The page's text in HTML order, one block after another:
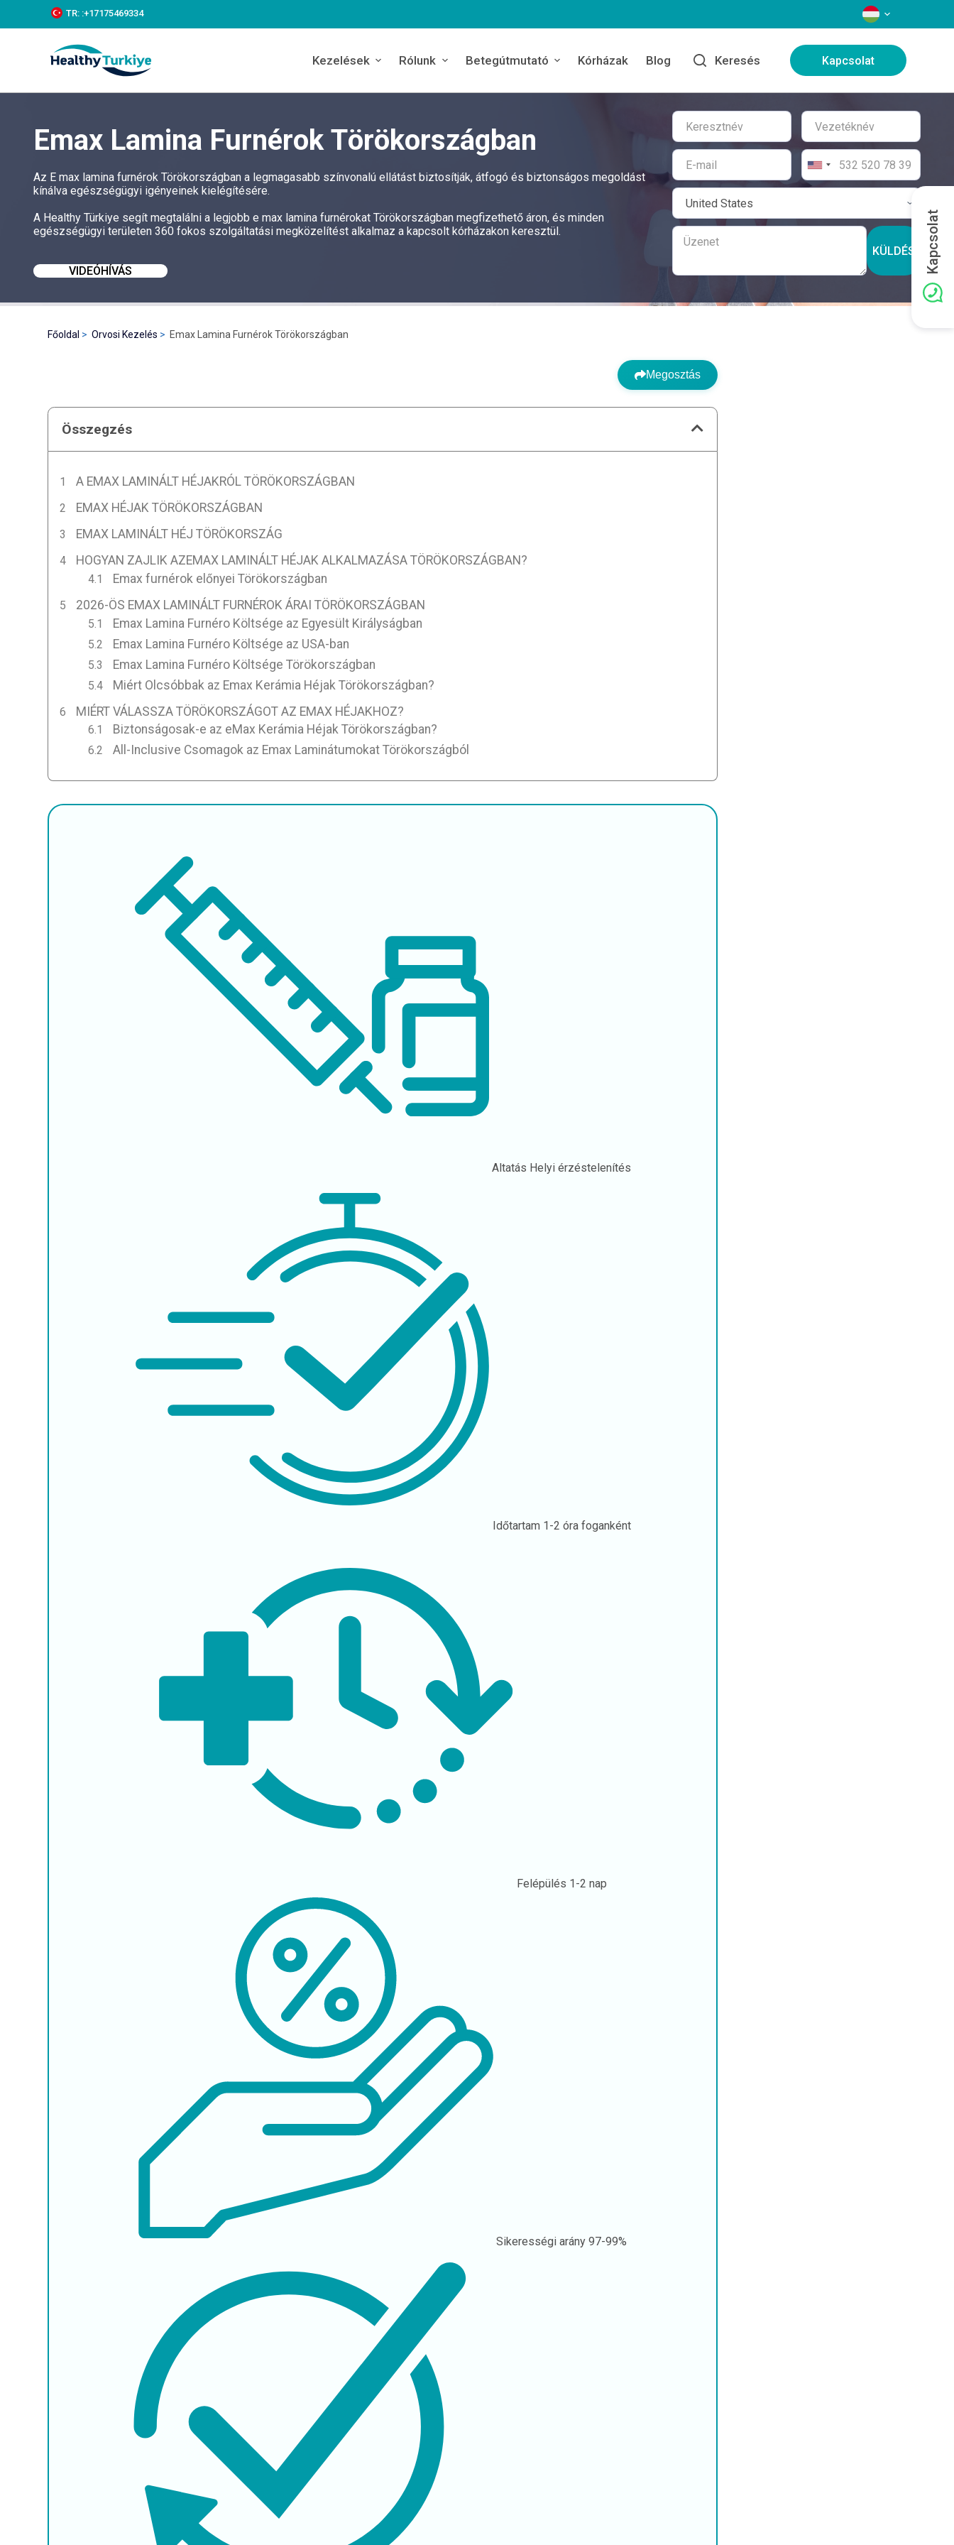
k
c
TR: :+‪17175469334‬ NYELVEK
Kezelések Rólunk Betegútmutató Kórházak Blog Keresés Kapcsolat
Emax Lamina Furnérok Törökországban
Az E max lamina furnérok Törökországban a legmagasabb színvonalú ellátást biztosítják, átfogó és biztonságos megoldást
kínálva egészségügyi igényeinek kielégítésére.
A Healthy Türkiye segít megtalálni a legjobb e max lamina furnérokat Törökországban megfizethető áron, és minden
egészségügyi területen 360 fokos szolgáltatási megközelítést alkalmaz a kapcsolt kórházakon keresztül.
VIDEÓHÍVÁS
KÜLDÉS
Főoldal Orvosi Kezelés Emax Lamina Furnérok Törökországban
Megosztás
Összegzés
A EMAX LAMINÁLT HÉJAKRÓL TÖRÖKORSZÁGBAN
EMAX HÉJAK TÖRÖKORSZÁGBAN
EMAX LAMINÁLT HÉJ TÖRÖKORSZÁG
HOGYAN ZAJLIK AZEMAX LAMINÁLT HÉJAK ALKALMAZÁSA TÖRÖKORSZÁGBAN?
Emax furnérok előnyei Törökországban
2026-ÖS EMAX LAMINÁLT FURNÉROK ÁRAI TÖRÖKORSZÁGBAN
Emax Lamina Furnéro Költsége az Egyesült Királyságban
Emax Lamina Furnéro Költsége az USA-ban
Emax Lamina Furnéro Költsége Törökországban
Miért Olcsóbbak az Emax Kerámia Héjak Törökországban?
MIÉRT VÁLASSZA TÖRÖKORSZÁGOT AZ EMAX HÉJAKHOZ?
Biztonságosak-e az eMax Kerámia Héjak Törökországban?
All-Inclusive Csomagok az Emax Laminátumokat Törökországból
Altatás Helyi érzéstelenítés
Időtartam 1-2 óra foganként
Felépülés 1-2 nap
Sikerességi arány97-99%
Kapcsolat